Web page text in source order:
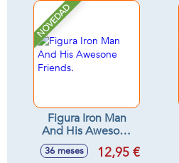
NOVEDAD
Figura Iron Man
And His Awesone
Friends.
36 meses 12,95 €